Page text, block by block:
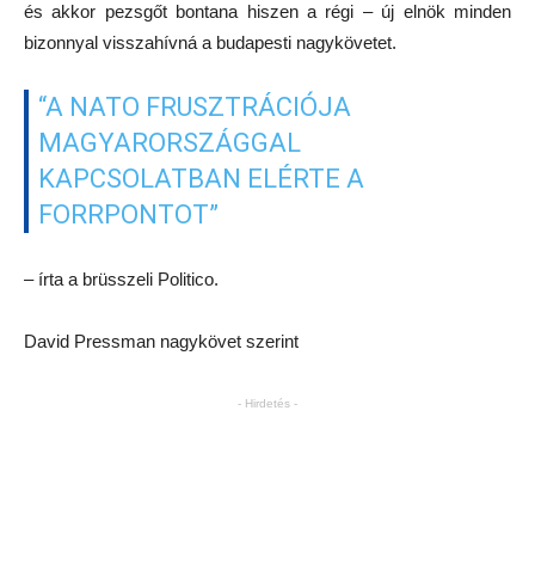
és akkor pezsgőt bontana hiszen a régi – új elnök minden
bizonnyal visszahívná a budapesti nagykövetet.
“A NATO FRUSZTRÁCIÓJA
MAGYARORSZÁGGAL
KAPCSOLATBAN ELÉRTE A
FORRPONTOT”
– írta a brüsszeli Politico.
David Pressman nagykövet szerint
- Hirdetés -